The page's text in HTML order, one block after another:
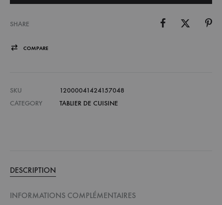
SHARE
COMPARE
SKU
12000041424157048
CATEGORY
TABLIER DE CUISINE
DESCRIPTION
INFORMATIONS COMPLÉMENTAIRES